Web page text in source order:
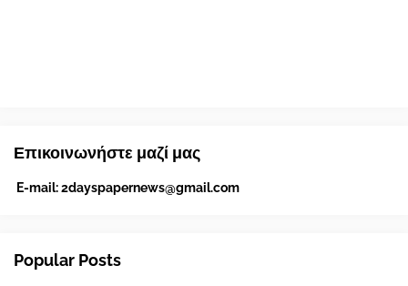
Επικοινωνήστε μαζί μας
E-mail:2dayspapernews@gmail.com
Popular Posts